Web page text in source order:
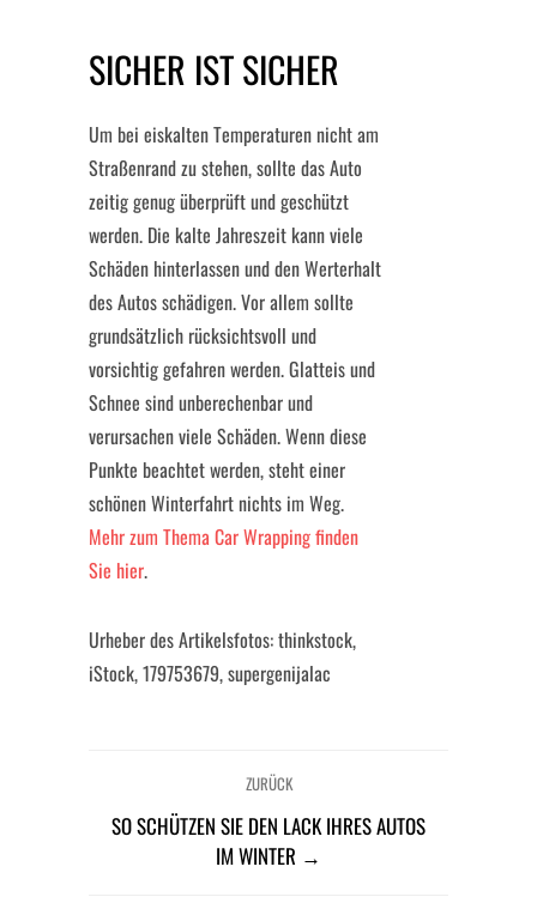
SICHER IST SICHER
Um bei eiskalten Temperaturen nicht am
Straßenrand zu stehen, sollte das Auto
zeitig genug überprüft und geschützt
werden. Die kalte Jahreszeit kann viele
Schäden hinterlassen und den Werterhalt
des Autos schädigen. Vor allem sollte
grundsätzlich rücksichtsvoll und
vorsichtig gefahren werden. Glatteis und
Schnee sind unberechenbar und
verursachen viele Schäden. Wenn diese
Punkte beachtet werden, steht einer
schönen Winterfahrt nichts im Weg.
Mehr zum Thema Car Wrapping finden
Sie hier.
Urheber des Artikelsfotos: thinkstock,
iStock, 179753679, supergenijalac
ZURÜCK
SO SCHÜTZEN SIE DEN LACK IHRES AUTOS
IM WINTER →